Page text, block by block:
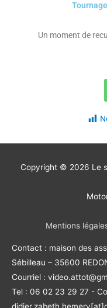
Un moment de
Copyright © 2026 Le
Mentions
Contact : maison des
Sébilleau – 35600
Courriel :
Tel : 06 02 23 29 27 -